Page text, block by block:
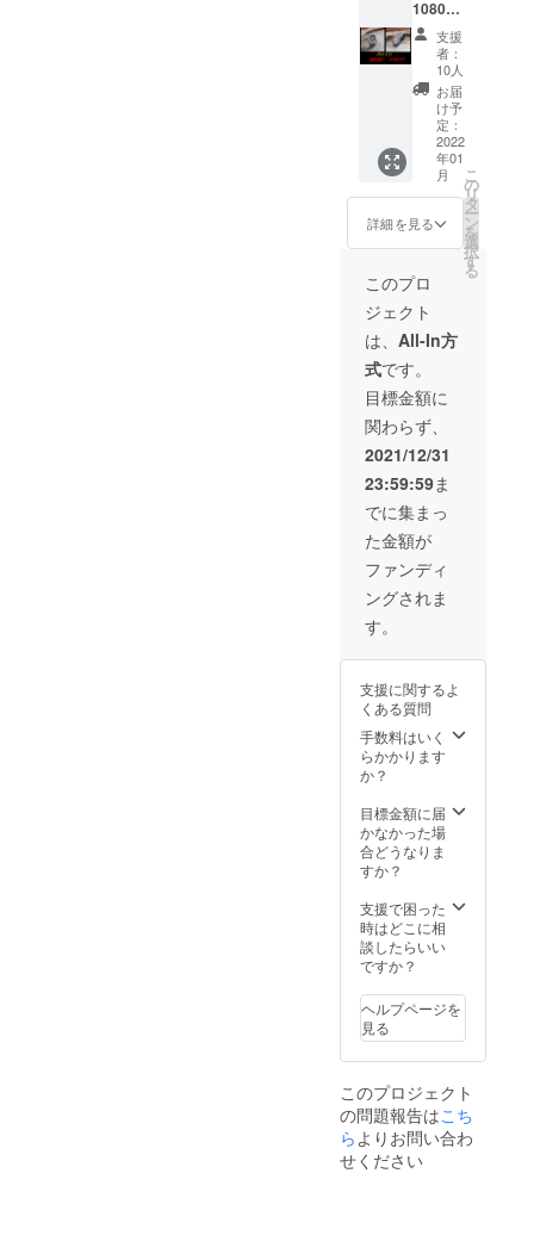
10800
円を超
早割り
30%OF
Fで
7560円
支援
者：
10人
お届
け予
定：
2022
年01
月
詳細を見る
こ
の
リ
タ
ー
ン
を
選
択
す
る
このプロ
ジェクト
は、 All-In方
式です。
目標金額に
関わらず、
2021/12/31
23:59:59ま
でに集まっ
た金額が
ファンディ
ングされま
す。
支援に関するよ
くある質問
手数料はいく
らかかります
か？
目標金額に届
かなかった場
合どうなりま
すか？
支援で困った
時はどこに相
談したらいい
ですか？
ヘルプページを
見る
このプロジェクト
の問題報告はこち
らよりお問い合わ
せください